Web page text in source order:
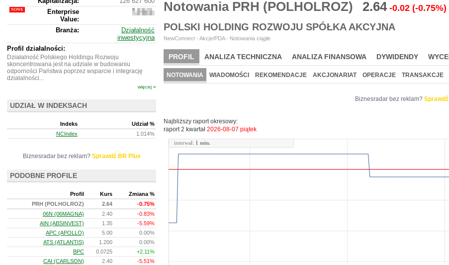
Notowania PRH (POLHOLROZ) 2.64 -0.02 (-0.75%)
POLSKI HOLDING ROZWOJU SPÓŁKA AKCYJNA
NewConnect - Akcje/PDA - Notowania ciągłe
PROFIL ANALIZA TECHNICZNA ANALIZA FINANSOWA DYWIDENDY
NOTOWANIA WIADOMOŚCI REKOMENDACJE AKCJONARIAT OPERACJE TRANSAKCJE
Biznesradar bez reklam?
Najbliższy raport okresowy:
raport 2 kwartał 2026-08-07 piątek
interwał: 1 min.
Enterprise
Value:
126
600
Branża:
Działalność
inwestycyjna
Profil działalności:
Działalność Polskiego Holdingu Rozwoju
skoncentrowana jest na udziale w budowaniu
odporności Państwa poprzez wsparcie i integrację
działalności...
więcej »
UDZIAŁ W INDEKSACH
Indeks
Udział %
NCIndex
1.014%
Biznesradar bez reklam? Sprawdź BR Plus
PODOBNE PROFILE
Profil Kurs
Zmiana %
PRH (POLHOLROZ)
2.64
-0.75%
06N (06MAGNA)
2.40
-0.83%
AIN (ABSINVEST)
1.35
-5.59%
APC (APOLLO)
5.00
0.00%
ATS (ATLANTIS)
1.200
0.00%
BPC
0.0725
+2.11%
CAI (CARLSON)
2.40
-5.51%